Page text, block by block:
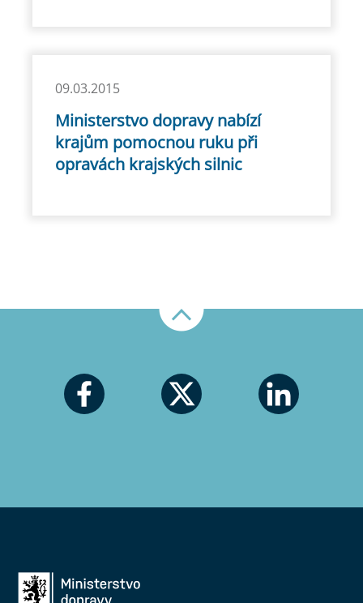
09.03.2015
Ministerstvo dopravy nabízí
krajům pomocnou ruku při
opravách krajských silnic